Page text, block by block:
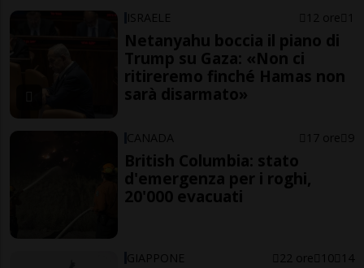
ISRAELE 12 ore 1
Netanyahu boccia il piano di
Trump su Gaza: «Non ci
ritireremo finché Hamas non
sarà disarmato»
CANADA 17 ore 9
British Columbia: stato
d'emergenza per i roghi,
20'000 evacuati
GIAPPONE 22 ore 10 14